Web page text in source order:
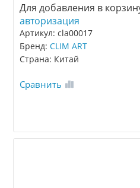
Для добавления в
авторизация
Артикул: cla00017
Бренд:CLIM ART
Страна: Китай
Сравнить